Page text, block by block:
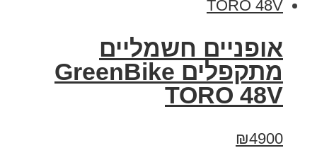
אופניים חשמליים
מתקפלים GreenBike
TORO 48V
₪4900